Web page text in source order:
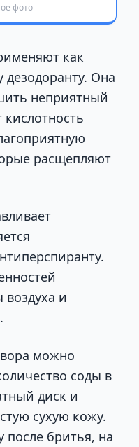
фото
как
дезодоранту. Она
неприятный
кислотность
расщепляют
воздуха и
можно
соды в
диск и
сухую кожу.
после бритья, на